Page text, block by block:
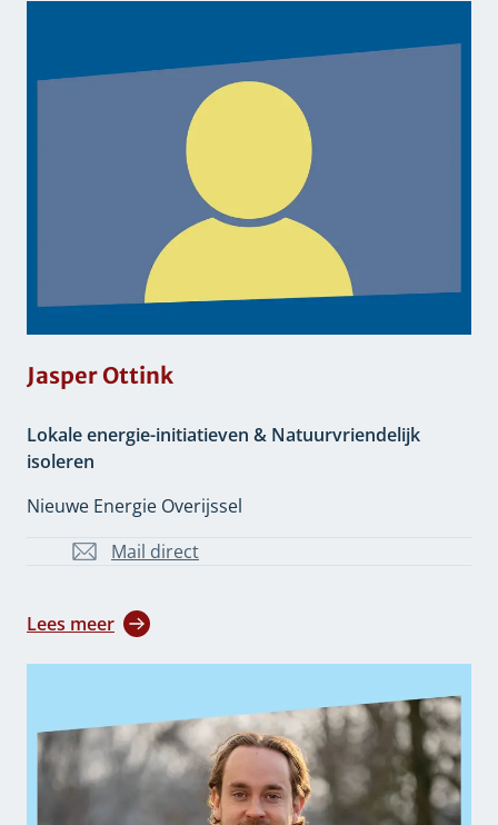
Jasper Ottink
Lokale energie-initiatieven & Natuurvriendelijk
isoleren
Nieuwe Energie Overijssel
Mail direct
J.Ottink@overijssel.nl
Lees meer